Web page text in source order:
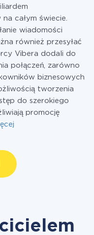
całym świecie.
wiadomości
również przesyłać
Vibera dodali do
połączeń, zarówno
biznesowych
tworzenia
do szerokiego
promocję